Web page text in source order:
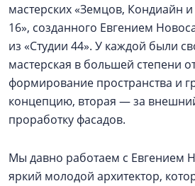
мастерских «Земцов, Кондиайн
16», созданного Евгением
из «Студии 44». У каждой были
мастерская в большей степени
формирование пространства и
концепцию, вторая — за
проработку фасадов.
Мы давно работаем с Евгением
яркий молодой архитектор,